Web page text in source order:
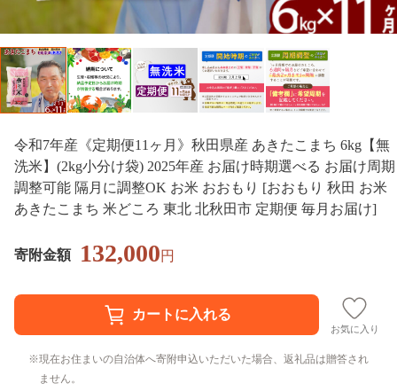
令和7年産《定期便11ヶ月》秋田県産 あきたこまち 6kg【無
洗米】(2kg小分け袋) 2025年産 お届け時期選べる お届け周期
調整可能 隔月に調整OK お米 おおもり [おおもり 秋田 お米
あきたこまち 米どころ 東北 北秋田市 定期便 毎月お届け]
寄附金額 132,000円
お気に入り
現在お住まいの自治体へ寄附申込いただいた場合、返礼品は贈答され
ません。